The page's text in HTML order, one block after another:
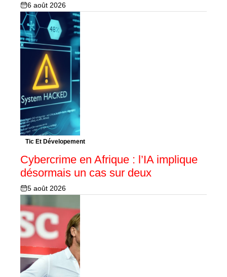
6 août 2026
Tic Et Dévelopement
Cybercrime en Afrique : l’IA implique
désormais un cas sur deux
5 août 2026